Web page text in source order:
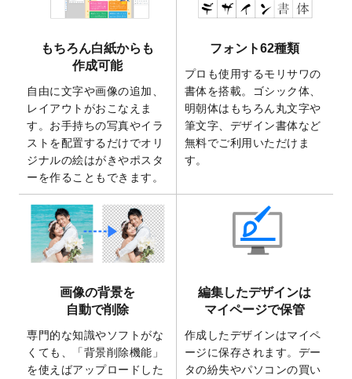
2025/8/1
9,160万点以上の写真やイラスト素材が無料
2025/7/30
キャンバスプリントのデザインテンプレー
トを追加いたしました。
2025/6/30
暑中見舞いのデザインテンプレートを追加
しました。
2025/6/27
キャンバスプリントのデザインテンプレー
トを追加いたしました。
2025/6/24
2026年版1月始まりのカレンダーデザイン
テンプレートを公開いたしました。
2025/6/9
「背景削除機能
」を実装しました。
2025/4/3
DMのデザインテンプレートを追加しまし
た。
を追加しました。
マスキングテープのデザインテンプレート
を追加しました。
2025/1/15
配置できるデータ形式が増えました。
（pdf、psd、eps、tifに対応）
もちろん白紙からも
作成可能
自由に文字や画像の追加、
レイアウトがおこなえま
す。お手持ちの写真やイラ
ストを配置するだけでオリ
ジナルの絵はがきやポスタ
ーを作ることもできます。
フォント62種類
プロも使用するモリサワの
書体を搭載。ゴシック体、
明朝体はもちろん丸文字や
筆文字、デザイン書体など
無料でご利用いただけま
す。
画像の背景を
自動で削除
専門的な知識やソフトがな
くても、「背景削除機能」
を使えばアップロードした
編集したデザインは
マイページで保管
作成したデザインはマイペ
ージに保存されます。デー
タの紛失やパソコンの買い